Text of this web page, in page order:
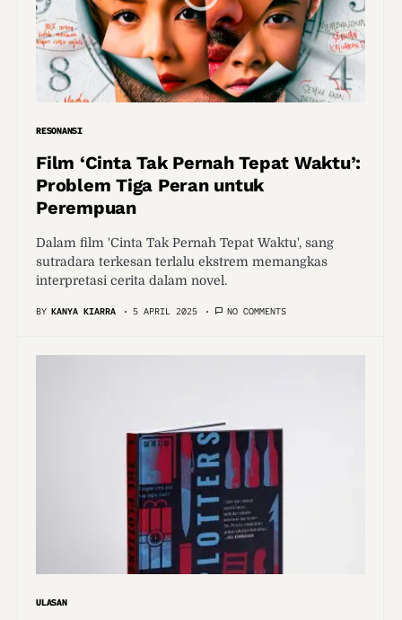
RESONANSI
Film ‘Cinta Tak Pernah Tepat Waktu’:
Problem Tiga Peran untuk
Perempuan
Dalam film 'Cinta Tak Pernah Tepat Waktu', sang
sutradara terkesan terlalu ekstrem memangkas
interpretasi cerita dalam novel.
BY KANYA KIARRA 5 APRIL 2025 NO COMMENTS
ULASAN